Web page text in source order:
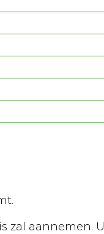
zal aannemen. U